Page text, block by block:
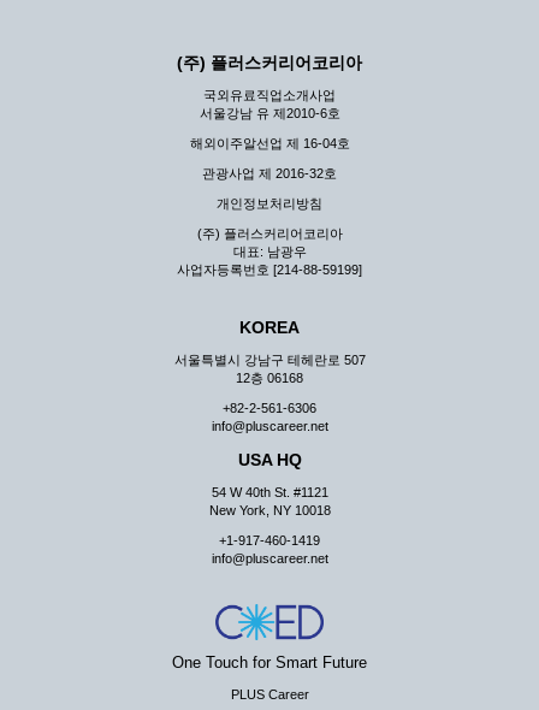
(주) 플러스커리어코리아
국외유료직업소개사업
서울강남 유 제2010-6호
해외이주알선업 제 16-04호
관광사업 제 2016-32호
개인정보처리방침
(주) 플러스커리어코리아
대표: 남광우
사업자등록번호 [214-88-59199]
KOREA
서울특별시 강남구 테헤란로 507
12층 06168
+82-2-561-6306
info@pluscareer.net
USA HQ
54 W 40th St. #1121
New York, NY 10018
+1-917-460-1419
info@pluscareer.net
One Touch for Smart Future
PLUS Career